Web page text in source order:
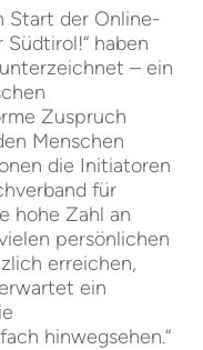
Start der Online-
haben
– ein
Zuspruch
Menschen
die Initiatoren
für
hohe Zahl an
persönlichen
erreichen,
ein
hinwegsehen.“